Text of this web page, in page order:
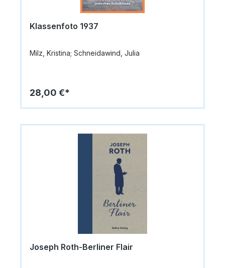
Klassenfoto 1937
Milz, Kristina; Schneidawind, Julia
28,00 €*
Joseph Roth-Berliner Flair